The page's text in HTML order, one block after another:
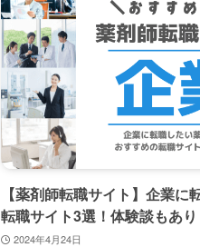
【薬剤師転職サイト】企業に
転職サイト3選！体験談もあり
2024年4月24日